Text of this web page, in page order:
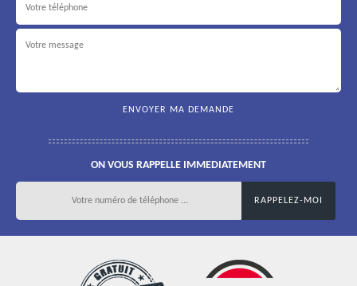
ON VOUS RAPPELLE IMMEDIATEMENT